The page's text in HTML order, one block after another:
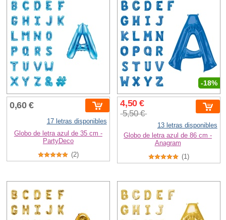
0,60 €
17 letras disponibles
Globo de letra azul de 35 cm -
PartyDeco
(2)
-18%
4,50 €
5,50 €
13 letras disponibles
Globo de letra azul de 86 cm -
Anagram
(1)